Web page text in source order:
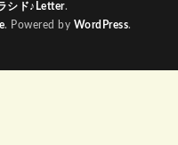
シド♪Letter.
. Powered by WordPress.